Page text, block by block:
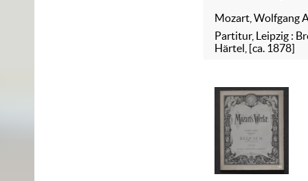
Pianoforte
Mozart, Wolfgang
Partitur, Leipzig :
Härtel, [ca. 1878]